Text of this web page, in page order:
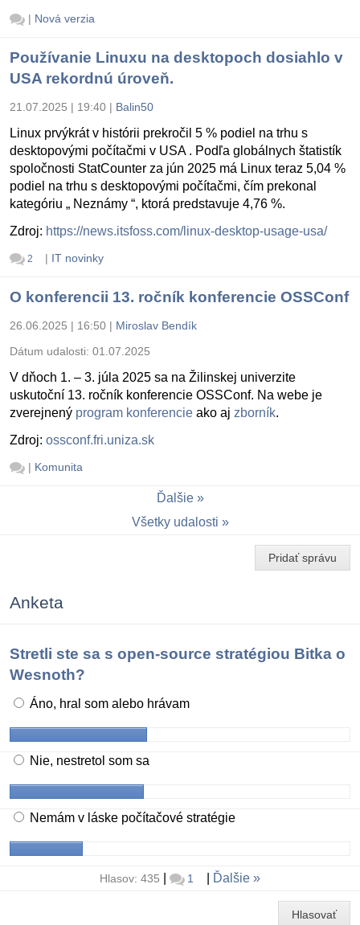
| Nová verzia
Používanie Linuxu na desktopoch dosiahlo v
USA rekordnú úroveň.
21.07.2025 | 19:40 | Balin50
Linux prvýkrát v histórii prekročil 5 % podiel na trhu s
desktopovými počítačmi v USA . Podľa globálnych štatistík
spoločnosti StatCounter za jún 2025 má Linux teraz 5,04 %
podiel na trhu s desktopovými počítačmi, čím prekonal
kategóriu „ Neznámy “, ktorá predstavuje 4,76 %.
Zdroj: https://news.itsfoss.com/linux-desktop-usage-usa/
2 | IT novinky
O konferencii 13. ročník konferencie OSSConf
26.06.2025 | 16:50 | Miroslav Bendík
Dátum udalosti: 01.07.2025
V dňoch 1. – 3. júla 2025 sa na Žilinskej univerzite
uskutoční 13. ročník konferencie OSSConf. Na webe je
zverejnený program konferencie ako aj zborník.
Zdroj: ossconf.fri.uniza.sk
| Komunita
Ďalšie
Všetky udalosti
Pridať správu
Anketa
Stretli ste sa s open-source stratégiou Bitka o
Wesnoth?
Áno, hral som alebo hrávam
Nie, nestretol som sa
Nemám v láske počítačové stratégie
Hlasov: 435 1 Ďalšie
Hlasovať